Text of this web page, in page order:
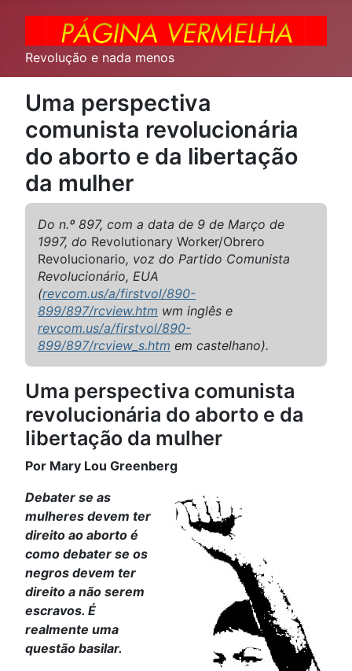
Revolução e nada menos
Uma perspectiva
comunista revolucionária
do aborto e da libertação
da mulher
Do n.º 897, com a data de 9 de Março de
1997, do Revolutionary Worker/Obrero
Revolucionario, voz do Partido Comunista
Revolucionário, EUA
(revcom.us/a/firstvol/890-
899/897/rcview.htm wm inglês e
revcom.us/a/firstvol/890-
899/897/rcview_s.htm em castelhano).
Uma perspectiva comunista
revolucionária do aborto e da
libertação da mulher
Por Mary Lou Greenberg
Debater se as
mulheres devem ter
direito ao aborto é
como debater se os
negros devem ter
direito a não serem
escravos. É
realmente uma
questão basilar.